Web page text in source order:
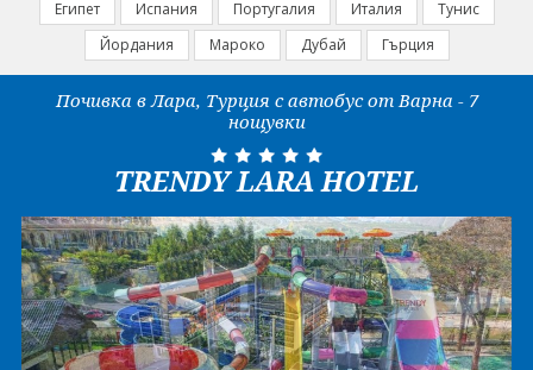
За нас
Форма за запитване
Условия за записване
Документи
ПОСЛЕДВАЙТЕ НИ
Египет
Испания Португалия Италия
Тунис
Йордания
Мароко Дубай Гърция
Почивка в Лара, Турция с автобус от Варна - 7
нощувки
TRENDY LARA HOTEL